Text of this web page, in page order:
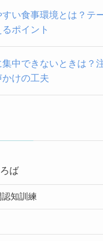
い食事環境とは？テ
ポイント
中できないときは？
けの工夫
ば
知訓練